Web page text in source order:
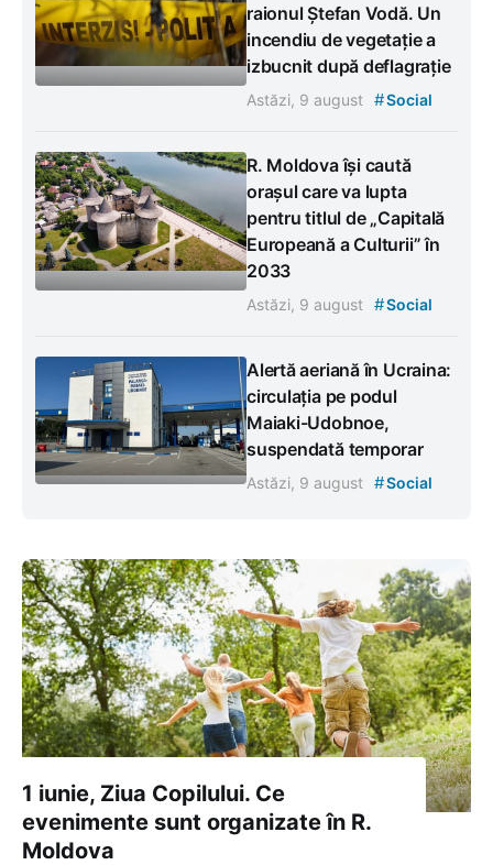
raionul Ștefan Vodă. Un
incendiu de vegetație a
izbucnit după deflagrație
Astăzi, 9 august #Social
R. Moldova își caută
orașul care va lupta
pentru titlul de „Capitală
Europeană a Culturii” în
2033
Astăzi, 9 august #Social
Alertă aeriană în Ucraina:
circulația pe podul
Maiaki-Udobnoe,
suspendată temporar
Astăzi, 9 august #Social
1 iunie, Ziua Copilului. Ce
evenimente sunt organizate în R.
Moldova